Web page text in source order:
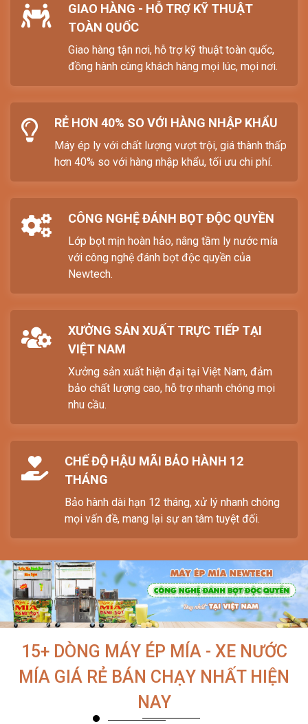
GIAO HÀNG - HỖ TRỢ KỸ THUẬT
TOÀN QUỐC
Giao hàng tận nơi, hỗ trợ kỹ thuật toàn quốc,
đồng hành cùng khách hàng mọi lúc, mọi nơi.
RẺ HƠN 40% SO VỚI HÀNG NHẬP KHẨU
Máy ép ly với chất lượng vượt trội, giá thành thấp
hơn 40% so với hàng nhập khẩu, tối ưu chi phí.
CÔNG NGHỆ ĐÁNH BỌT ĐỘC QUYỀN
Lớp bọt mịn hoàn hảo, nâng tầm ly nước mía
với công nghệ đánh bọt độc quyền của
Newtech.
XƯỞNG SẢN XUẤT TRỰC TIẾP TẠI
VIỆT NAM
Xưởng sản xuất hiện đại tại Việt Nam, đảm
bảo chất lượng cao, hỗ trợ nhanh chóng mọi
nhu cầu.
CHẾ ĐỘ HẬU MÃI BẢO HÀNH 12
THÁNG
Bảo hành dài hạn 12 tháng, xử lý nhanh chóng
mọi vấn đề, mang lại sự an tâm tuyệt đối.
15+ DÒNG MÁY ÉP MÍA - XE NƯỚC
MÍA GIÁ RẺ BÁN CHẠY NHẤT HIỆN
NAY